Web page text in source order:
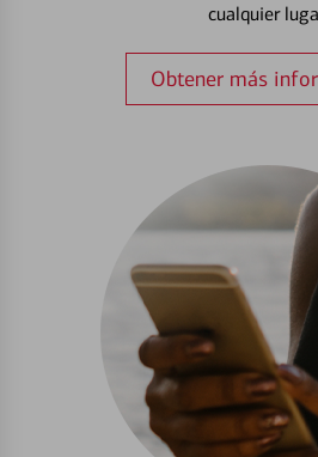
cualquier
Obtener más